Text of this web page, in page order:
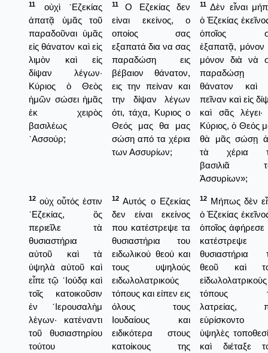
11
οὐχὶ ᾿Εζεκίας
ἀπατᾷ ὑμᾶς τοῦ
παραδοῦναι ὑμᾶς
εἰς θάνατον καὶ εἰς
λιμὸν καὶ εἰς
δίψαν λέγων·
Κύριος ὁ Θεὸς
ἡμῶν σώσει ἡμᾶς
ἐκ χειρὸς
βασιλέως
᾿Ασσούρ;
11
Ο Εζεκίας δεν
είναι εκείνος, ο
οποίος σας
εξαπατά δια να σας
παραδώση εις
βέβαιον θάνατον,
εις την πείναν και
την δίψαν λέγων
ότι, τάχα, Κυριος ο
Θεός μας θα μας
σώση από τα χέρια
των Ασσυρίων;
11 Δὲν εἶναι
ὁ Ἐζεκίας
ὁποῖος
ἐξαπατᾷ, μόνον
μόνον διὰ νὰ
παραδώσῃ
θάνατον καὶ
πεῖναν καὶ εἰς
καὶ σᾶς
Κύριος, ὁ Θεός
θὰ μᾶς σώσῃ
τὰ χέρια
βασιλιᾶ
Ἀσσυρίων»;
12 οὐχ οὗτός ἐστιν
᾿Εζεκίας, ὃς
περιεῖλε τὰ
θυσιαστήρια
αὐτοῦ καὶ τὰ
ὑψηλὰ αὐτοῦ καὶ
εἶπε τῷ ᾿Ιούδᾳ καὶ
τοῖς κατοικοῦσιν
ἐν ῾Ιερουσαλὴμ
λέγων· κατέναντι
τοῦ θυσιαστηρίου
τούτου
12 Αυτός ο Εζεκίας
δεν είναι εκείνος
που κατέστρεψε τα
θυσιαστήρια του
ειδωλικού θεού και
τους υψηλούς
ειδωλολατρικούς
τόπους και είπεν εις
όλους τους
Ιουδαίους και
ειδικότερα στους
κατοίκους της
12 Μήπως δὲν
ὁ Ἐζεκίας
ὁποῖος ἀφήρεσε
κατέστρεψε
θυσιαστήρια
θεοῦ καὶ
εἰδωλολατρικοὺς
τόπους
λατρείας,
εὑρίσκοντο
ὑψηλὲς
καὶ διέταξε